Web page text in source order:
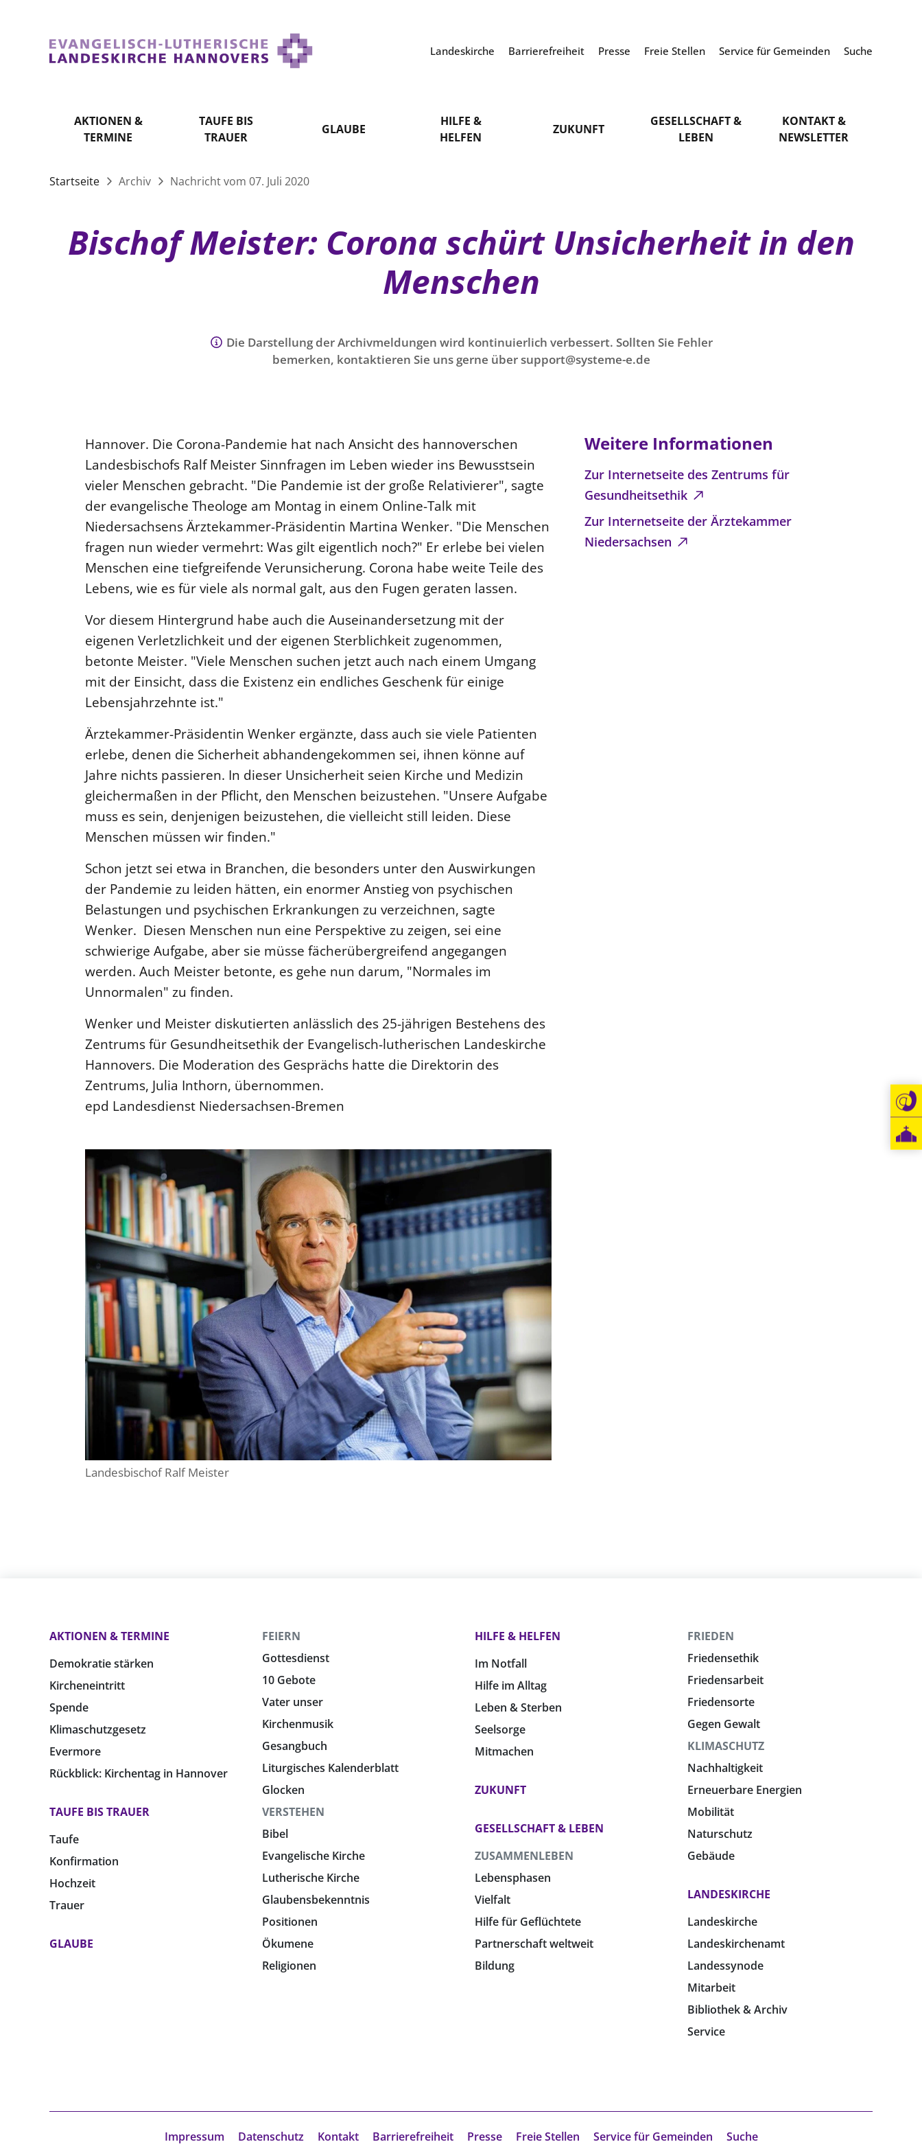
Landeskirche Barrierefreiheit Presse Freie Stellen Service für Gemeinden Suche
AKTIONEN &
TERMINE
TAUFE BIS
TRAUER
GLAUBE
HILFE &
HELFEN
ZUKUNFT
GESELLSCHAFT &
LEBEN
KONTAKT &
NEWSLETTER
Startseite Archiv Nachricht vom 07. Juli 2020
Bischof Meister: Corona schürt Unsicherheit in den
Menschen
Die Darstellung der Archivmeldungen wird kontinuierlich verbessert. Sollten Sie Fehler
bemerken, kontaktieren Sie uns gerne über support@systeme-e.de
Hannover. Die Corona-Pandemie hat nach Ansicht des hannoverschen
Landesbischofs Ralf Meister Sinnfragen im Leben wieder ins Bewusstsein
vieler Menschen gebracht. "Die Pandemie ist der große Relativierer", sagte
der evangelische Theologe am Montag in einem Online-Talk mit
Niedersachsens Ärztekammer-Präsidentin Martina Wenker. "Die Menschen
fragen nun wieder vermehrt: Was gilt eigentlich noch?" Er erlebe bei vielen
Menschen eine tiefgreifende Verunsicherung. Corona habe weite Teile des
Lebens, wie es für viele als normal galt, aus den Fugen geraten lassen.
Vor diesem Hintergrund habe auch die Auseinandersetzung mit der
eigenen Verletzlichkeit und der eigenen Sterblichkeit zugenommen,
betonte Meister. "Viele Menschen suchen jetzt auch nach einem Umgang
mit der Einsicht, dass die Existenz ein endliches Geschenk für einige
Lebensjahrzehnte ist."
Ärztekammer-Präsidentin Wenker ergänzte, dass auch sie viele Patienten
erlebe, denen die Sicherheit abhandengekommen sei, ihnen könne auf
Jahre nichts passieren. In dieser Unsicherheit seien Kirche und Medizin
gleichermaßen in der Pflicht, den Menschen beizustehen. "Unsere Aufgabe
muss es sein, denjenigen beizustehen, die vielleicht still leiden. Diese
Menschen müssen wir finden."
Schon jetzt sei etwa in Branchen, die besonders unter den Auswirkungen
der Pandemie zu leiden hätten, ein enormer Anstieg von psychischen
Belastungen und psychischen Erkrankungen zu verzeichnen, sagte
Wenker. Diesen Menschen nun eine Perspektive zu zeigen, sei eine
schwierige Aufgabe, aber sie müsse fächerübergreifend angegangen
werden. Auch Meister betonte, es gehe nun darum, "Normales im
Unnormalen" zu finden.
Wenker und Meister diskutierten anlässlich des 25-jährigen Bestehens des
Zentrums für Gesundheitsethik der Evangelisch-lutherischen Landeskirche
Hannovers. Die Moderation des Gesprächs hatte die Direktorin des
Zentrums, Julia Inthorn, übernommen.
epd Landesdienst Niedersachsen-Bremen
Landesbischof Ralf Meister
Weitere Informationen
Zur Internetseite des Zentrums für
Gesundheitsethik
Zur Internetseite der Ärztekammer
Niedersachsen
AKTIONEN & TERMINE
Demokratie stärken
Kircheneintritt
Spende
Klimaschutzgesetz
Evermore
Rückblick: Kirchentag in Hannover
TAUFE BIS TRAUER
Taufe
Konfirmation
Hochzeit
Trauer
GLAUBE
FEIERN
Gottesdienst
10 Gebote
Vater unser
Kirchenmusik
Gesangbuch
Liturgisches Kalenderblatt
Glocken
VERSTEHEN
Bibel
Evangelische Kirche
Lutherische Kirche
Glaubensbekenntnis
Positionen
Ökumene
Religionen
HILFE & HELFEN
Im Notfall
Hilfe im Alltag
Leben & Sterben
Seelsorge
Mitmachen
ZUKUNFT
GESELLSCHAFT & LEBEN
ZUSAMMENLEBEN
Lebensphasen
Vielfalt
Hilfe für Geflüchtete
Partnerschaft weltweit
Bildung
FRIEDEN
Friedensethik
Friedensarbeit
Friedensorte
Gegen Gewalt
KLIMASCHUTZ
Nachhaltigkeit
Erneuerbare Energien
Mobilität
Naturschutz
Gebäude
LANDESKIRCHE
Landeskirche
Landeskirchenamt
Landessynode
Mitarbeit
Bibliothek & Archiv
Service
Impressum Datenschutz Kontakt Barrierefreiheit Presse Freie Stellen Service für Gemeinden Suche